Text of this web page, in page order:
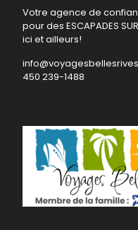
Votre agence de
pour des ESCAPADES SUR
ici et ailleurs!
450 239-1488